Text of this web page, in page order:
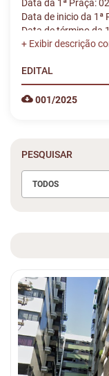
Data da 1ª Praça:
Data de inicio da
Data de término da
Caso algum lote
Data da 2ª Praça
EDITAL
001/2025
PESQUISAR
TODOS